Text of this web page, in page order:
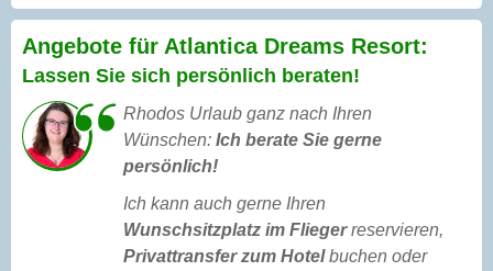
Angebote für Atlantica Dreams Resort:
Lassen Sie sich persönlich beraten!
Rhodos Urlaub ganz nach Ihren
Wünschen: Ich berate Sie gerne
persönlich!
Ich kann auch gerne Ihren
Wunschsitzplatz im Fliegerreservieren,
Privattransfer zum Hotelbuchen oder